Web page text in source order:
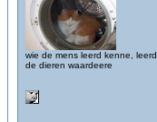
wie de mens leerd kenne, leerd
de dieren waardeere